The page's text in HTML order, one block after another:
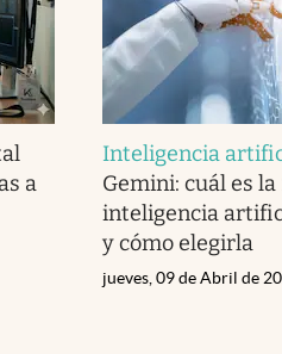
a
Inteligencia
Gemini: cuál es
inteligencia
y cómo elegirla
jueves, 09 de Abril de